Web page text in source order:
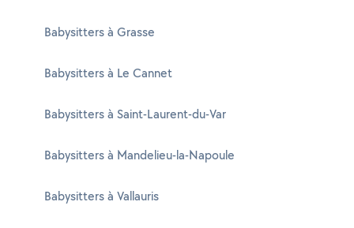
Babysitters à Grasse
Babysitters à Le Cannet
Babysitters à Saint-Laurent-du-Var
Babysitters à Mandelieu-la-Napoule
Babysitters à Vallauris